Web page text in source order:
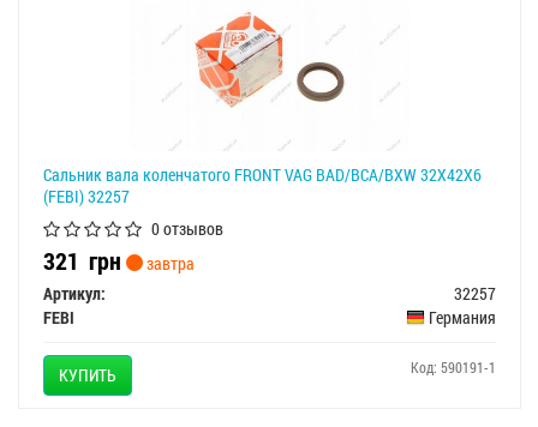
Сальник вала коленчатого FRONT VAG BAD/BCA/BXW 32X42X6
(FEBI) 32257
0 отзывов
321 грн
завтра
Артикул:
32257
FEBI
Германия
КУПИТЬ Код: 590191-1